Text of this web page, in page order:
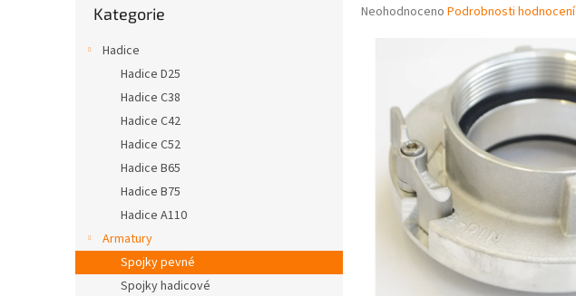
kategorie
Kategorie
Hadice
Hadice D25
Hadice C38
Hadice C42
Hadice C52
Hadice B65
Hadice B75
Hadice A110
Armatury
Spojky pevné
Spojky hadicové
Průměrné
hvězdiček.
Neohodnoceno Podrobnosti hodnocení